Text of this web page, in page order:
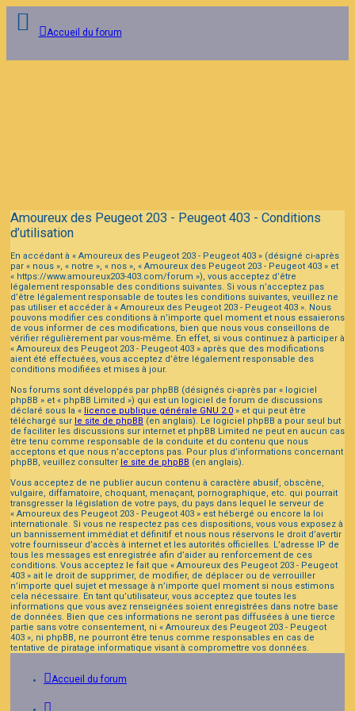
Accueil du forum
Amoureux des Peugeot 203 - Peugeot 403 - Conditions
d’utilisation
En accédant à « Amoureux des Peugeot 203 - Peugeot 403 » (désigné ci-après
par « nous », « notre », « nos », « Amoureux des Peugeot 203 - Peugeot 403 » et
« https://www.amoureux203-403.com/forum »), vous acceptez d’être
légalement responsable des conditions suivantes. Si vous n’acceptez pas
d’être légalement responsable de toutes les conditions suivantes, veuillez ne
pas utiliser et accéder à « Amoureux des Peugeot 203 - Peugeot 403 ». Nous
pouvons modifier ces conditions à n’importe quel moment et nous essaierons
de vous informer de ces modifications, bien que nous vous conseillons de
vérifier régulièrement par vous-même. En effet, si vous continuez à participer à
« Amoureux des Peugeot 203 - Peugeot 403 » après que des modifications
aient été effectuées, vous acceptez d’être légalement responsable des
conditions modifiées et mises à jour.
Nos forums sont développés par phpBB (désignés ci-après par « logiciel
phpBB » et « phpBB Limited ») qui est un logiciel de forum de discussions
déclaré sous la « licence publique générale GNU 2.0 » et qui peut être
téléchargé sur le site de phpBB (en anglais). Le logiciel phpBB a pour seul but
de faciliter les discussions sur internet et phpBB Limited ne peut en aucun cas
être tenu comme responsable de la conduite et du contenu que nous
acceptons et que nous n’acceptons pas. Pour plus d’informations concernant
phpBB, veuillez consulter le site de phpBB (en anglais).
Vous acceptez de ne publier aucun contenu à caractère abusif, obscène,
vulgaire, diffamatoire, choquant, menaçant, pornographique, etc. qui pourrait
transgresser la législation de votre pays, du pays dans lequel le serveur de
« Amoureux des Peugeot 203 - Peugeot 403 » est hébergé ou encore la loi
internationale. Si vous ne respectez pas ces dispositions, vous vous exposez à
un bannissement immédiat et définitif et nous nous réservons le droit d’avertir
votre fournisseur d’accès à internet et les autorités officielles. L’adresse IP de
tous les messages est enregistrée afin d’aider au renforcement de ces
conditions. Vous acceptez le fait que « Amoureux des Peugeot 203 - Peugeot
403 » ait le droit de supprimer, de modifier, de déplacer ou de verrouiller
n’importe quel sujet et message à n’importe quel moment si nous estimons
cela nécessaire. En tant qu’utilisateur, vous acceptez que toutes les
informations que vous avez renseignées soient enregistrées dans notre base
de données. Bien que ces informations ne seront pas diffusées à une tierce
partie sans votre consentement, ni « Amoureux des Peugeot 203 - Peugeot
403 », ni phpBB, ne pourront être tenus comme responsables en cas de
tentative de piratage informatique visant à compromettre vos données.
Accueil du forum